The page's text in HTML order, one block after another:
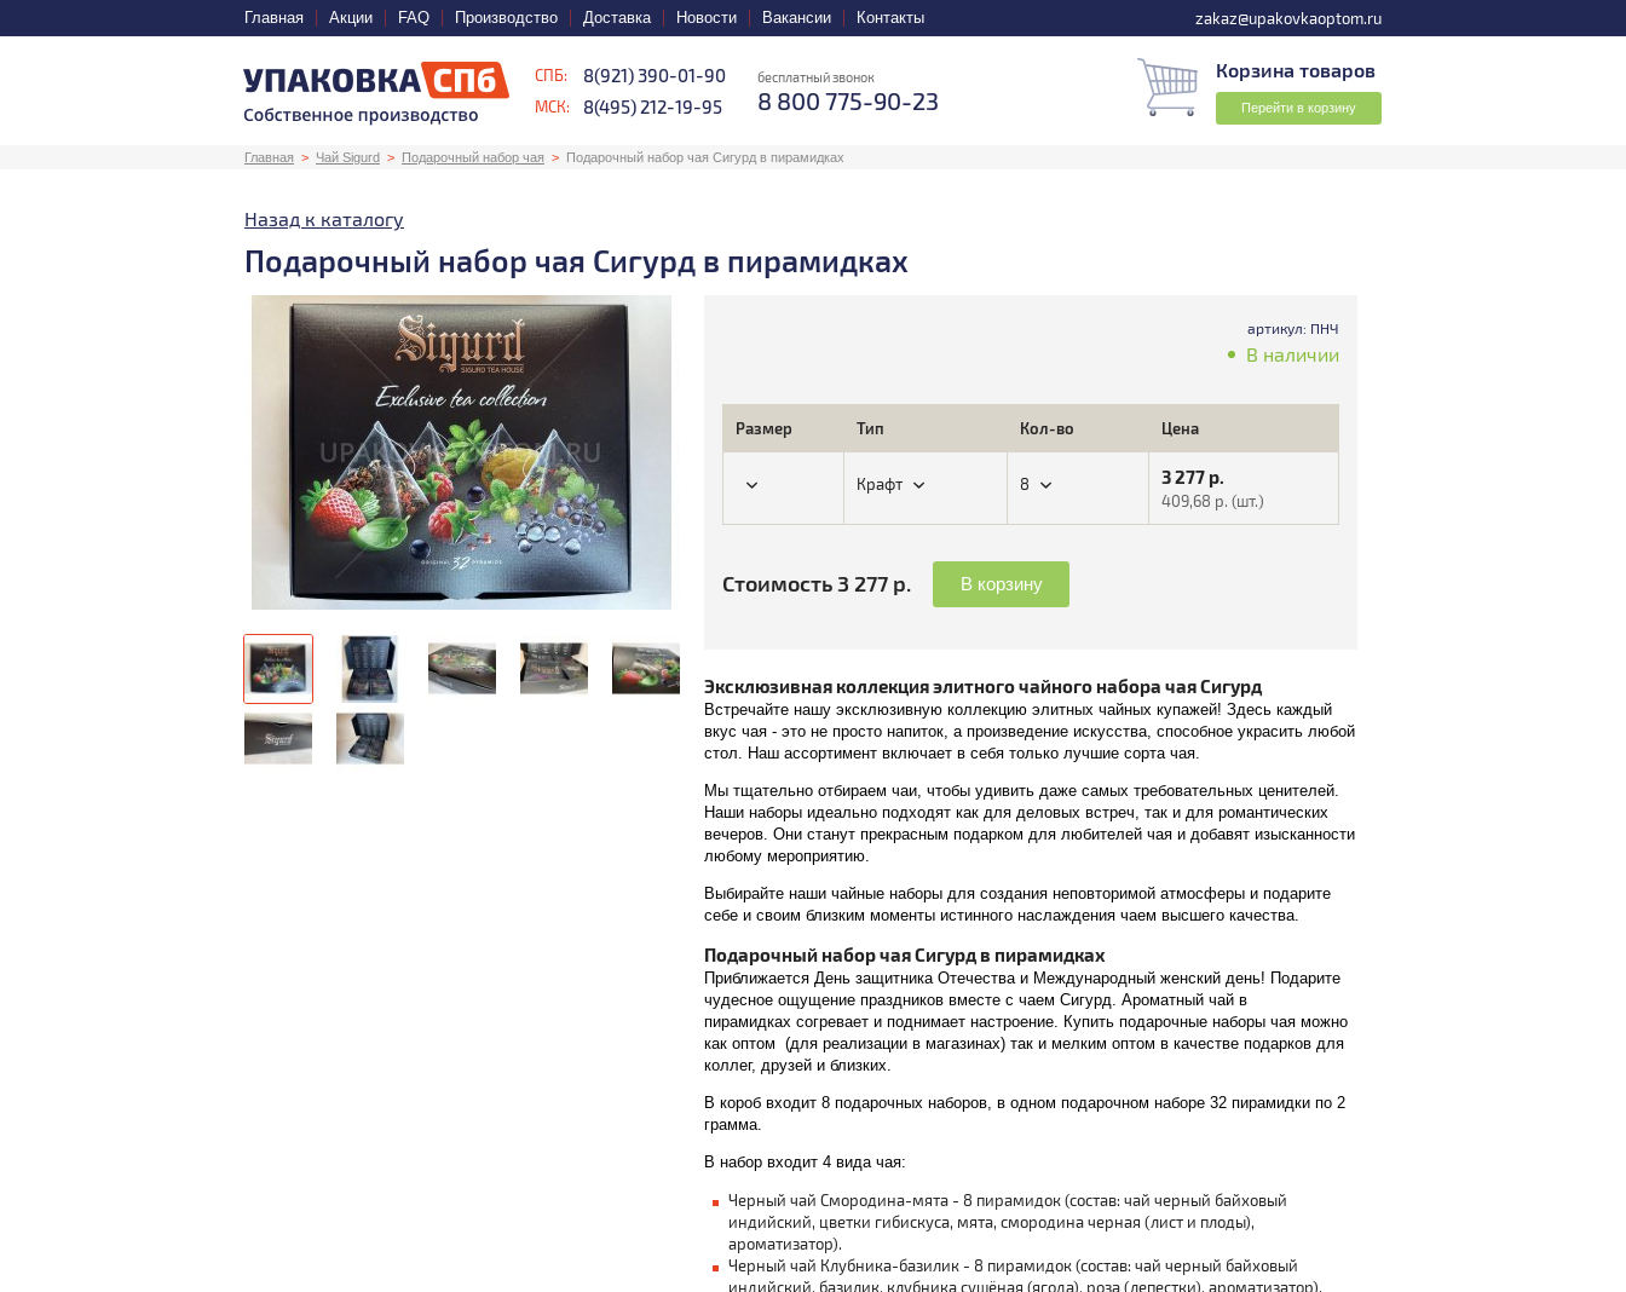
Главная Акции FAQ Производство Доставка Новости Вакансии Контакты zakaz@upakovkaoptom.ru
СПБ: 8(921) 390-01-90
МСК: 8(495) 212-19-95
бесплатный звонок
8 800 775-90-23
Корзина товаров
Перейти в корзину
Главная Чай Sigurd Подарочный набор чая Подарочный набор чая Сигурд в пирамидках
Назад к каталогу
Подарочный набор чая Сигурд в пирамидках
артикул: ПНЧ
В наличии
Размер Тип Кол-во Цена
Крафт 8 3 277 р.
409,68 р. (шт.)
Стоимость 3 277 р. В корзину
Эксклюзивная коллекция элитного чайного набора чая Сигурд
Встречайте нашу эксклюзивную коллекцию элитных чайных купажей! Здесь каждый
вкус чая - это не просто напиток, а произведение искусства, способное украсить любой
стол. Наш ассортимент включает в себя только лучшие сорта чая.
Мы тщательно отбираем чаи, чтобы удивить даже самых требовательных ценителей.
Наши наборы идеально подходят как для деловых встреч, так и для романтических
вечеров. Они станут прекрасным подарком для любителей чая и добавят изысканности
любому мероприятию.
Выбирайте наши чайные наборы для создания неповторимой атмосферы и подарите
себе и своим близким моменты истинного наслаждения чаем высшего качества.
Подарочный набор чая Сигурд в пирамидках
Приближается День защитника Отечества и Международный женский день! Подарите
чудесное ощущение праздников вместе с чаем Сигурд. Ароматный чай в
пирамидках согревает и поднимает настроение. Купить подарочные наборы чая можно
как оптом (для реализации в магазинах) так и мелким оптом в качестве подарков для
коллег, друзей и близких.
В короб входит 8 подарочных наборов, в одном подарочном наборе 32 пирамидки по 2
грамма.
В набор входит 4 вида чая:
Черный чай Смородина-мята - 8 пирамидок (состав: чай черный байховый
индийский, цветки гибискуса, мята, смородина черная (лист и плоды),
ароматизатор).
Черный чай Клубника-базилик - 8 пирамидок (состав: чай черный байховый
индийский, базилик, клубника сушёная (ягода), роза (лепестки), ароматизатор).